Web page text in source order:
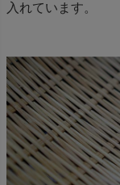
入れています。